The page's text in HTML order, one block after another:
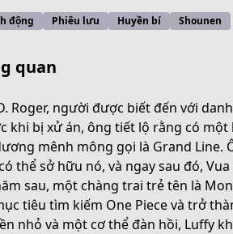
43b7-9365-09675a149a6f
động Phiêu lưu Huyền bí Shounen
quan
Roger, người được biết đến với
khi bị xử án, ông tiết lộ rằng có
mênh mông gọi là Grand Line.
thể sở hữu nó, và ngay sau đó,
sau, một chàng trai trẻ tên là
tiêu tìm kiếm One Piece và trở
nhỏ và một cơ thể đàn hồi, Luffy